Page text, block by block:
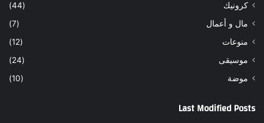
كرونيك
(44)
مال و أعمال
(7)
منوعات
(12)
موسيقى
(24)
موضة
(10)
Last Modified Posts